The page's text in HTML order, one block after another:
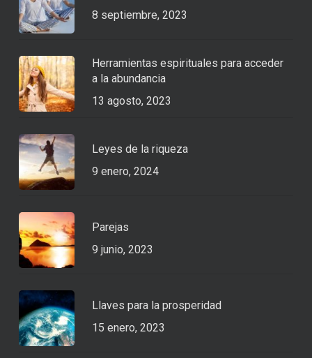
8 septiembre, 2023
Herramientas espirituales para acceder
a la abundancia
13 agosto, 2023
Leyes de la riqueza
9 enero, 2024
Parejas
9 junio, 2023
Llaves para la prosperidad
15 enero, 2023